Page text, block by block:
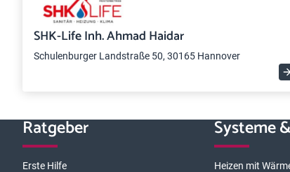
SHK-Life Inh. Ahmad Haidar
Schulenburger Landstraße 50, 30165 Hannover
Ratgeber
Erste Hilfe
Systeme
Heizen mit